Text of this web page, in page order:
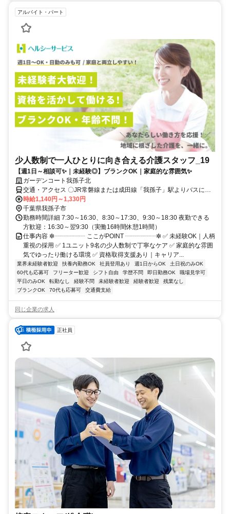
アルバイト・パート
少人数制で一人ひとりに向き合える介護スタッフ_19
【週1日～相談可✨｜未経験◎】ブランクOK｜家庭的な雰囲気✨
ガーデンコート我孫子北
交通・アクセス 〇JR常磐線または成田線「我孫子」駅よりバスに乗
車、「布施通り」バス停下車、徒歩5分 〇車通勤可・バイク通勤可(駐
車場完備) ※営業所によって異なります。気になる際は遠慮なくご連
絡ください。
時給1,140円～1,330円
千葉県我孫子市
勤務時間詳細 7:30～16:30、8:30～17:30、9:30～18:30 夜勤できる
方歓迎：16:30～翌9:30（実働16時間休憩1時間）
仕事内容 ✼┈┈┈┈┈ ここがPOINT ┈┈┈┈┈✼ ✅ 未経験OK｜人柄
重視の採用 ✅ 1ユニット9名の少人数制で丁寧なケア ✅ 家庭的な雰囲
気でゆったり働ける環境 ✅ 資格取得支援あり｜キャリア...
業界未経験者歓迎 扶養内勤務OK 社員登用あり 週1日からOK
土日祝のみOK
60代も応募可
フリーター歓迎 シフト自由 学歴不問 即日勤務OK
職場見学可
平日のみOK
転勤なし 経験不問 未経験者歓迎 経験者歓迎
残業なし
ブランクOK
70代も応募可 交通費支給
同じ企業の求人
正社員